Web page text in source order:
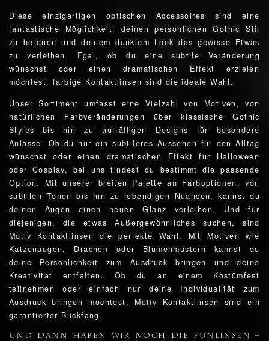
Diese einzigartigen optischen Accessoires sind eine
fantastische Möglichkeit, deinen persönlichen Gothic Stil
zu betonen und deinem dunklem Look das gewisse Etwas
zu verleihen. Egal, ob du eine subtile Veränderung
wünschst oder einen dramatischen Effekt erzielen
möchtest, farbige Kontaktlinsen sind die ideale Wahl.
Unser Sortiment umfasst eine Vielzahl von Motiven, von
natürlichen Farbveränderungen über klassische Gothic
Styles bis hin zu auffälligen Designs für besondere
Anlässe. Ob du nur ein subtileres Aussehen für den Alltag
wünschst oder einen dramatischen Effekt für Halloween
oder Cosplay, bei uns findest du bestimmt die passende
Option. Mit unserer breiten Palette an Farboptionen, von
subtilen Tönen bis hin zu lebendigen Nuancen, kannst du
deinen Augen einen neuen Glanz verleihen. Und für
diejenigen, die etwas Außergewöhnliches suchen, sind
Motiv Kontaktlinsen die perfekte Wahl. Mit Motiven wie
Katzenaugen, Drachen oder Blumenmustern kannst du
deine Persönlichkeit zum Ausdruck bringen und deine
Kreativität entfalten. Ob du an einem Kostümfest
teilnehmen oder einfach nur deine Individualität zum
Ausdruck bringen möchtest, Motiv Kontaktlinsen sind ein
garantierter Blickfang.
Und dann haben wir noch die Funlinsen –